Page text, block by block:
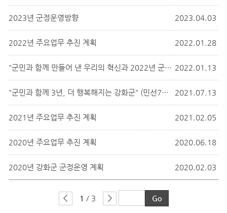
2023년 군정운영방향 2023.04.03
2022년 주요업무 추진 계획 2022.01.28
"군민과 함께 만들어 낸 우리의 혁신과 2022년 군정운영방향" 2022.01.13
"군민과 함께 3년, 더 행복해지는 강화군" (민선7기 3주년 주요성과 및 군정운영) 2021.07.13
2021년 주요업무 추진 계획 2021.02.05
2020년 주요업무 추진 계획 2020.06.18
2020년 강화군 군정운영 계획 2020.02.03
1 / 3